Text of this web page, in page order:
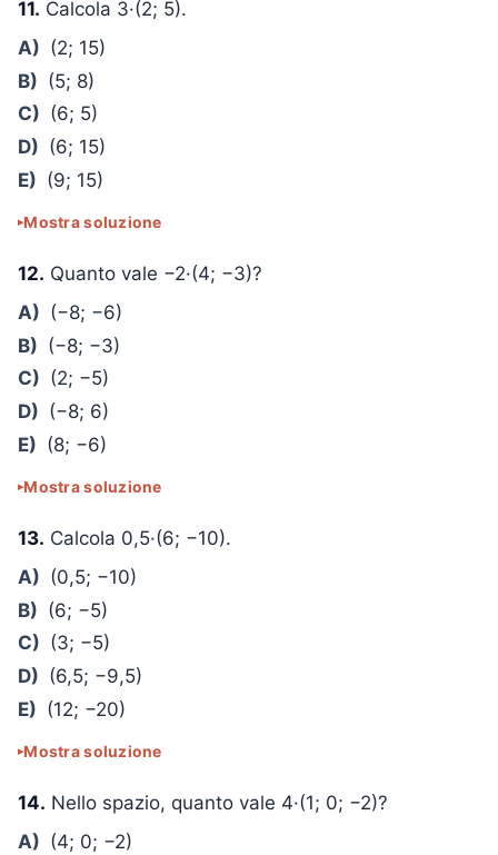
11. Calcola 3·(2; 5).
A) (2; 15)
B) (5; 8)
C) (6; 5)
D) (6; 15)
E) (9; 15)
Mostra soluzione
12. Quanto vale −2·(4; −3)?
A) (−8; −6)
B) (−8; −3)
C) (2; −5)
D) (−8; 6)
E) (8; −6)
Mostra soluzione
13. Calcola 0,5·(6; −10).
A) (0,5; −10)
B) (6; −5)
C) (3; −5)
D) (6,5; −9,5)
E) (12; −20)
Mostra soluzione
14. Nello spazio, quanto vale 4·(1; 0; −2)?
A) (4; 0; −2)